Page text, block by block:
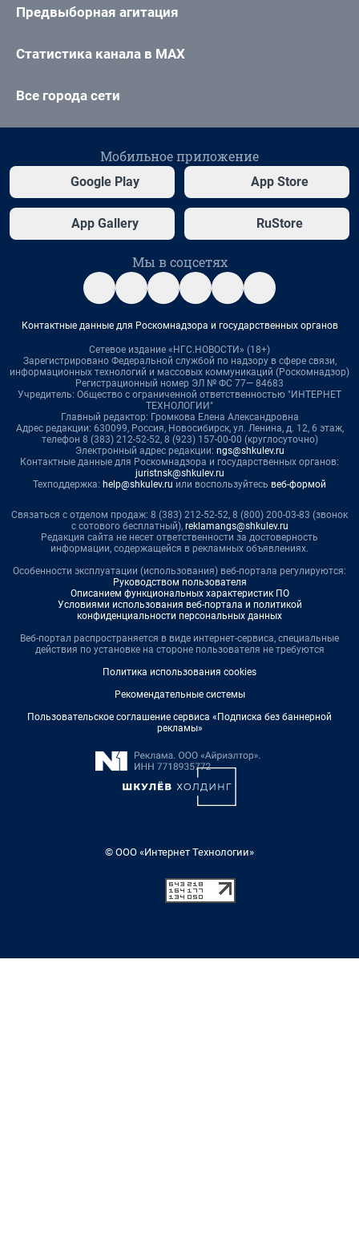
Предвыборная агитация
Статистика канала в MAX
Все города сети
Мобильное приложение
Google Play App Store
App Gallery RuStore
Мы в соцсетях
Контактные данные для Роскомнадзора и государственных органов
Сетевое издание «НГС.НОВОСТИ» (18+)
Зарегистрировано Федеральной службой по надзору в сфере связи,
информационных технологий и массовых коммуникаций (Роскомнадзор)
Регистрационный номер ЭЛ № ФС 77— 84683
Учредитель: Общество с ограниченной ответственностью "ИНТЕРНЕТ
ТЕХНОЛОГИИ"
Главный редактор: Громкова Елена Александровна
Адрес редакции: 630099, Россия, Новосибирск, ул. Ленина, д. 12, 6 этаж,
телефон 8 (383) 212-52-52, 8 (923) 157-00-00 (круглосуточно)
Электронный адрес редакции: ngs@shkulev.ru
Контактные данные для Роскомнадзора и государственных органов:
juristnsk@shkulev.ru
Техподдержка: help@shkulev.ru или воспользуйтесь веб-формой
Связаться с отделом продаж: 8 (383) 212-52-52, 8 (800) 200-03-83 (звонок
с сотового бесплатный), reklamangs@shkulev.ru
Редакция сайта не несет ответственности за достоверность
информации, содержащейся в рекламных объявлениях.
Особенности эксплуатации (использования) веб-портала регулируются:
Руководством пользователя
Описанием функциональных характеристик ПО
Условиями использования веб-портала и политикой
конфиденциальности персональных данных
Веб-портал распространяется в виде интернет-сервиса, специальные
действия по установке на стороне пользователя не требуются
Политика использования cookies
Рекомендательные системы
Пользовательское соглашение сервиса «Подписка без баннерной
рекламы»
© ООО «Интернет Технологии»